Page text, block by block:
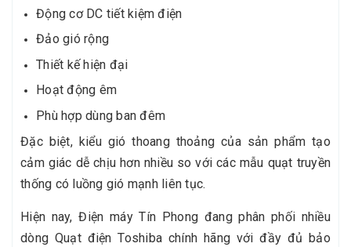
Động cơ DC tiết kiệm điện
Đảo gió rộng
Thiết kế hiện đại
Hoạt động êm
Phù hợp dùng ban đêm
Đặc biệt, kiểu gió thoang thoảng của sản phẩm tạo
cảm giác dễ chịu hơn nhiều so với các mẫu quạt truyền
thống có luồng gió mạnh liên tục.
Hiện nay, Điện máy Tín Phong đang phân phối nhiều
dòng Quạt điện Toshiba chính hãng với đầy đủ bảo